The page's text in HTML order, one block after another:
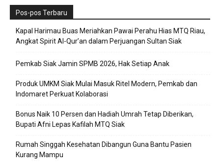
Pos-pos Terbaru
Kapal Harimau Buas Meriahkan Pawai Perahu Hias MTQ Riau,
Angkat Spirit Al-Qur’an dalam Perjuangan Sultan Siak
Pemkab Siak Jamin SPMB 2026, Hak Setiap Anak
Produk UMKM Siak Mulai Masuk Ritel Modern, Pemkab dan
Indomaret Perkuat Kolaborasi
Bonus Naik 10 Persen dan Hadiah Umrah Tetap Diberikan,
Bupati Afni Lepas Kafilah MTQ Siak
Rumah Singgah Kesehatan Dibangun Guna Bantu Pasien
Kurang Mampu